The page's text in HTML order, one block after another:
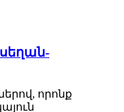
որոնք